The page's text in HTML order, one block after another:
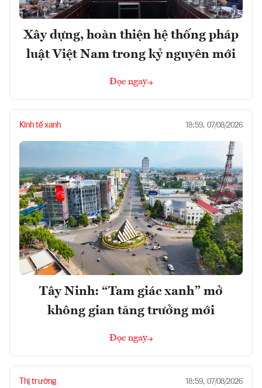
Xây dựng, hoàn thiện hệ thống pháp
luật Việt Nam trong kỷ nguyên mới
Đọc ngay
Kinh tế xanh 18:59, 07/08/2026
Tây Ninh: “Tam giác xanh” mở
không gian tăng trưởng mới
Đọc ngay
Thị trường 18:59, 07/08/2026